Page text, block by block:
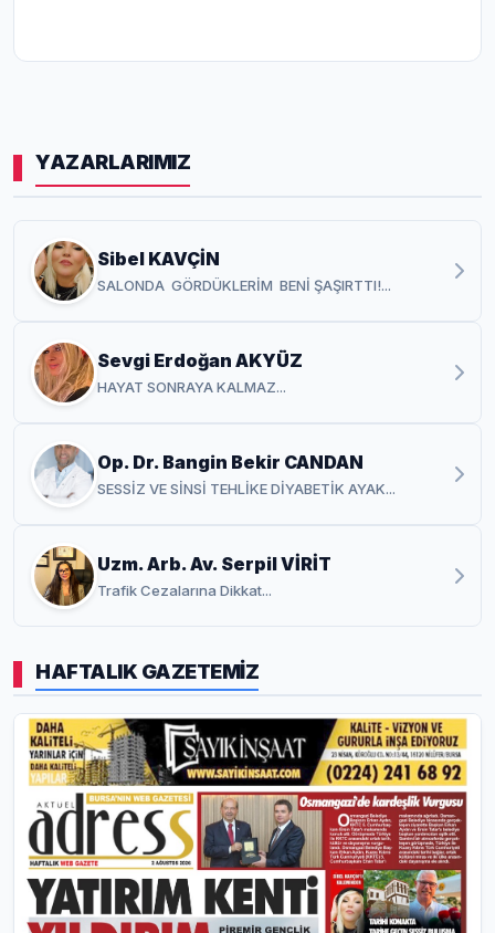
YAZARLARIMIZ
Sibel KAVÇİN
SALONDA GÖRDÜKLERİM BENİ ŞAŞIRTTI!...
Sevgi Erdoğan AKYÜZ
HAYAT SONRAYA KALMAZ...
Op. Dr. Bangin Bekir CANDAN
SESSİZ VE SİNSİ TEHLİKE DİYABETİK AYAK...
Uzm. Arb. Av. Serpil VİRİT
Trafik Cezalarına Dikkat...
HAFTALIK GAZETEMİZ